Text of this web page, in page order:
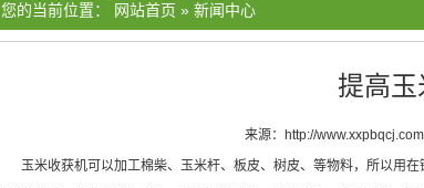
您的当前位置： 网站首页 » 新闻中心
提高玉
来源： http://
玉米收获机可以加工棉柴、玉米杆、板皮、树皮、等物料，所以用